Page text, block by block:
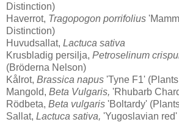
Distinction)
Haverrot, Tragopogon porrifolius
Distinction)
Huvudsallat, Lactuca sativa
Krusbladig persilja, Petroselinum
(Bröderna Nelson)
Kålrot, Brassica napus 'Tyne F1'
Mangold, Beta Vulgaris, 'Rhubarb
Rödbeta, Beta vulgaris 'Boltardy'
Sallat, Lactuca sativa, 'Yugoslavian red'